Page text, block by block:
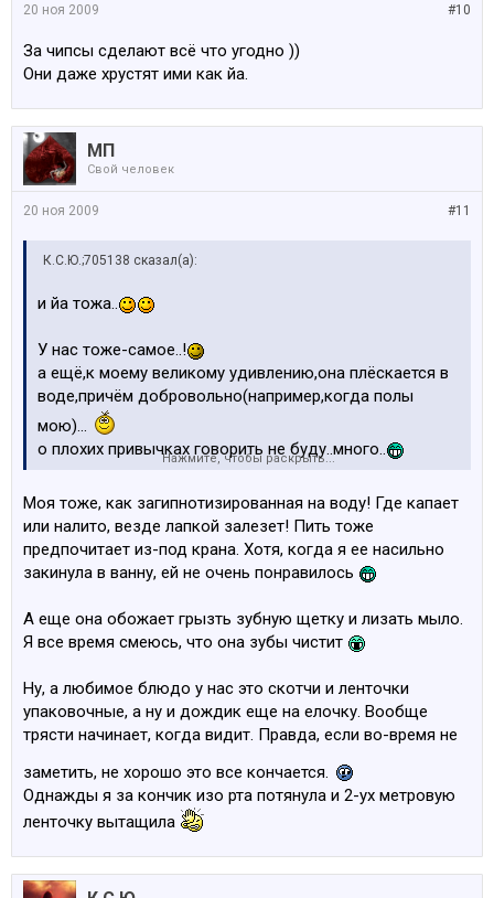
#10
20 ноя 2009
За чипсы сделают всё что угодно ))
Они даже хрустят ими как йа.
МП
Свой человек
#11
20 ноя 2009
К.С.Ю.;705138 сказал(а):
и йа тожа..
У нас тоже-самое..!
а ещё,к моему великому удивлению,она плёскается в
воде,причём добровольно(например,когда полы
мою)...
о плохих привычках говорить не буду..много..
Нажмите, чтобы раскрыть...
Моя тоже, как загипнотизированная на воду! Где капает
или налито, везде лапкой залезет! Пить тоже
предпочитает из-под крана. Хотя, когда я ее насильно
закинула в ванну, ей не очень понравилось
А еще она обожает грызть зубную щетку и лизать мыло.
Я все время смеюсь, что она зубы чистит
Ну, а любимое блюдо у нас это скотчи и ленточки
упаковочные, а ну и дождик еще на елочку. Вообще
трясти начинает, когда видит. Правда, если во-время не
заметить, не хорошо это все кончается.
Однажды я за кончик изо рта потянула и 2-ух метровую
ленточку вытащила